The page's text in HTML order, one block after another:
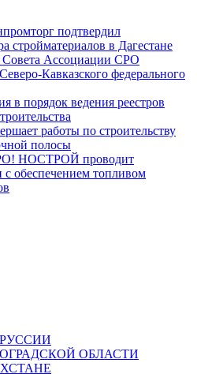
подтвердил
стройматериалов в Дагестане
Совета Ассоциации СРО
Кавказского федерального
в порядок ведения реестров
работы по строительству
полосы
НОСТРОЙ проводит
обеспечением топливом
ОБЛАСТИ